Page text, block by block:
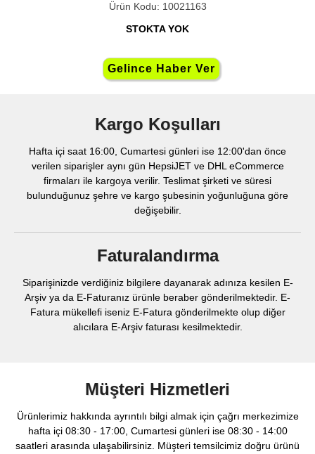
Ürün Kodu: 10021163
STOKTA YOK
Kargo Koşulları
Hafta içi saat 16:00, Cumartesi günleri ise 12:00'dan önce
verilen siparişler aynı gün HepsiJET ve DHL eCommerce
firmaları ile kargoya verilir. Teslimat şirketi ve süresi
bulunduğunuz şehre ve kargo şubesinin yoğunluğuna göre
değişebilir.
Faturalandırma
Siparişinizde verdiğiniz bilgilere dayanarak adınıza kesilen E-
Arşiv ya da E-Faturanız ürünle beraber gönderilmektedir. E-
Fatura mükellefi iseniz E-Fatura gönderilmekte olup diğer
alıcılara E-Arşiv faturası kesilmektedir.
Müşteri Hizmetleri
Ürünlerimiz hakkında ayrıntılı bilgi almak için çağrı merkezimize
hafta içi 08:30 - 17:00, Cumartesi günleri ise 08:30 - 14:00
saatleri arasında ulaşabilirsiniz. Müşteri temsilcimiz doğru ürünü